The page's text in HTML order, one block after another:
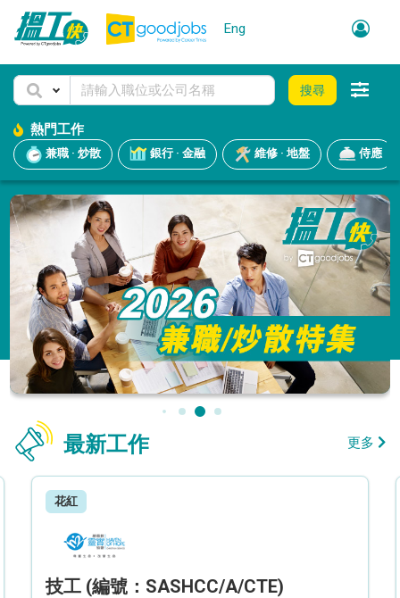
Eng
搜尋
熱門工作
兼職 · 炒散 銀行 · 金融 維修 · 地盤 侍應
最新工作 更多
花紅
技工 (編號：SASHCC/A/CTE)